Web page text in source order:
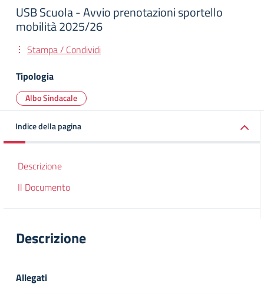
USB Scuola - Avvio prenotazioni sportello
mobilità 2025/26
Stampa / Condividi
Tipologia
Albo Sindacale
Indice della pagina
Descrizione
Il Documento
Descrizione
Allegati